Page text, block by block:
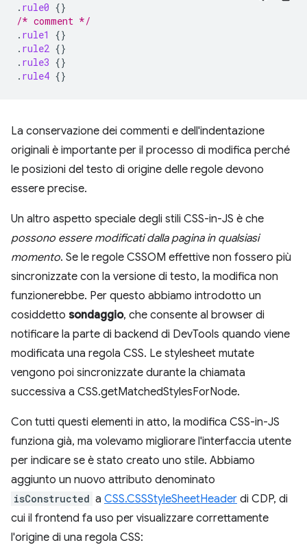
. rule0 {}
/* comment */
. rule1
{}
. rule2 {}
. rule3 {}
. rule4 {}
La conservazione dei commenti e dell'indentazione
originali è importante per il processo di modifica perché
le posizioni del testo di origine delle regole devono
essere precise.
Un altro aspetto speciale degli stili CSS-in-JS è che
possono essere modificati dalla pagina in qualsiasi
momento. Se le regole CSSOM effettive non fossero più
sincronizzate con la versione di testo, la modifica non
funzionerebbe. Per questo abbiamo introdotto un
cosiddetto sondaggio, che consente al browser di
notificare la parte di backend di DevTools quando viene
modificata una regola CSS. Le stylesheet mutate
vengono poi sincronizzate durante la chiamata
successiva a CSS.getMatchedStylesForNode.
Con tutti questi elementi in atto, la modifica CSS-in-JS
funziona già, ma volevamo migliorare l'interfaccia utente
per indicare se è stato creato uno stile. Abbiamo
aggiunto un nuovo attributo denominato
isConstructed a CSS.CSSStyleSheetHeader di CDP, di
cui il frontend fa uso per visualizzare correttamente
l'origine di una regola CSS: